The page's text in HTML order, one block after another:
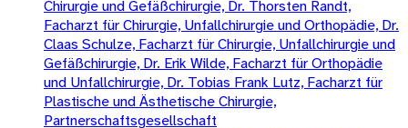
Chirurgie und Gefäßchirurgie, Dr. Thorsten Randt,
Facharzt für Chirurgie, Unfallchirurgie und Orthopädie, Dr.
Claas Schulze, Facharzt für Chirurgie, Unfallchirurgie und
Gefäßchirurgie, Dr. Erik Wilde, Facharzt für Orthopädie
und Unfallchirurgie, Dr. Tobias Frank Lutz, Facharzt für
Plastische und Ästhetische Chirurgie,
Partnerschaftsgesellschaft